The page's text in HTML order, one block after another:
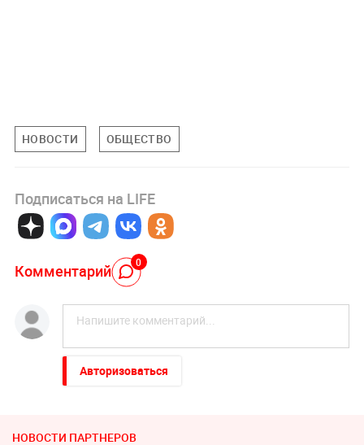
НОВОСТИ ОБЩЕСТВО
Подписаться на LIFE
Комментарий 0
Авторизоваться
НОВОСТИ ПАРТНЕРОВ